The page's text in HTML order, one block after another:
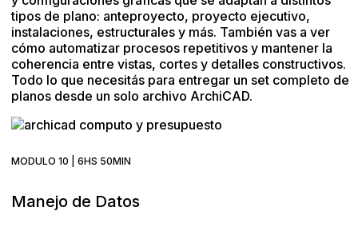
tipos de plano: anteproyecto, proyecto ejecutivo,
instalaciones, estructurales y más. También vas a ver
cómo automatizar procesos repetitivos y mantener la
coherencia entre vistas, cortes y detalles constructivos.
Todo lo que necesitás para entregar un set completo de
planos desde un solo archivo ArchiCAD.
MODULO 10 | 6HS 50MIN
Manejo de Datos